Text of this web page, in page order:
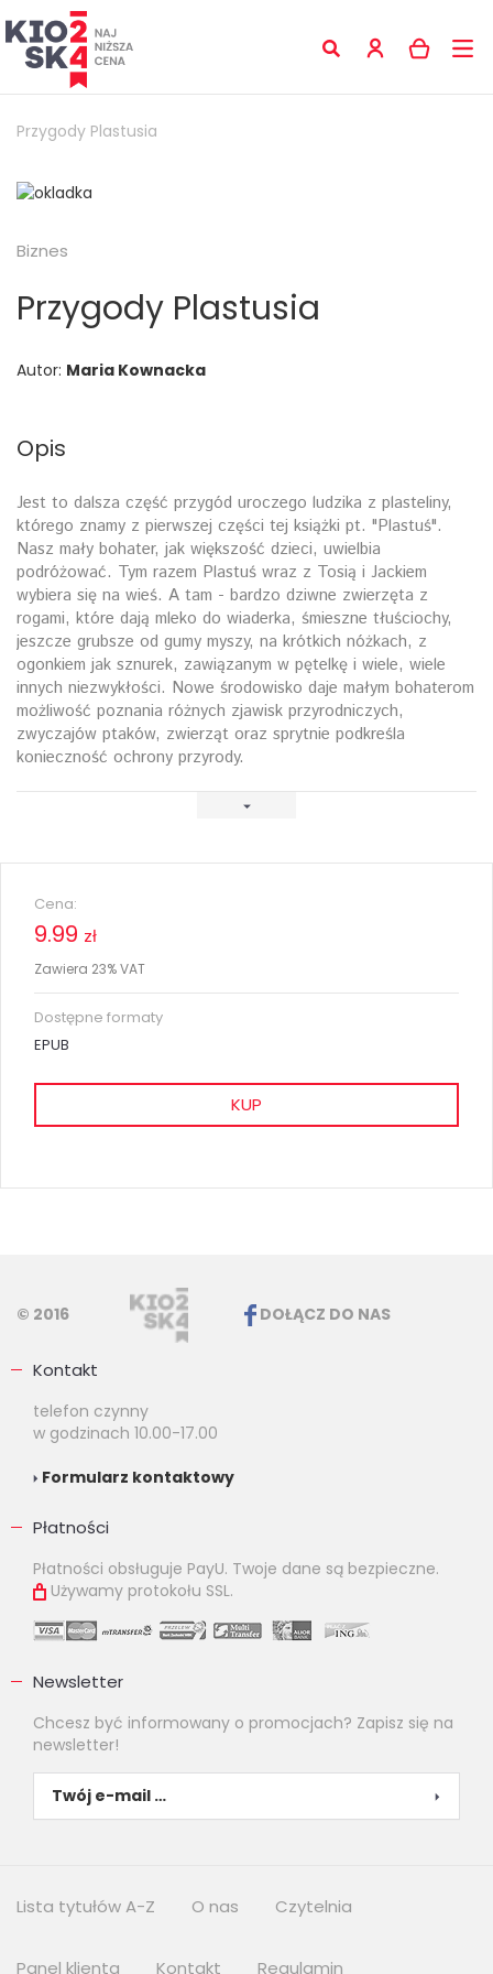
Przygody Plastusia
Biznes
Przygody Plastusia
Autor: Maria Kownacka
Opis
Jest to dalsza część przygód uroczego ludzika z plasteliny,
którego znamy z pierwszej części tej książki pt. "Plastuś".
Nasz mały bohater, jak większość dzieci, uwielbia
podróżować. Tym razem Plastuś wraz z Tosią i Jackiem
wybiera się na wieś. A tam - bardzo dziwne zwierzęta z
rogami, które dają mleko do wiaderka, śmieszne tłuściochy,
jeszcze grubsze od gumy myszy, na krótkich nóżkach, z
ogonkiem jak sznurek, zawiązanym w pętelkę i wiele, wiele
innych niezwykłości. Nowe środowisko daje małym bohaterom
możliwość poznania różnych zjawisk przyrodniczych,
zwyczajów ptaków, zwierząt oraz sprytnie podkreśla
konieczność ochrony przyrody.
Cena:
9.99 zł
Zawiera 23% VAT
Dostępne formaty
EPUB
KUP
© 2016 DOŁĄCZ DO NAS
Kontakt
telefon czynny
w godzinach 10.00-17.00
Formularz kontaktowy
Płatności
Płatności obsługuje PayU. Twoje dane są bezpieczne.
Używamy protokołu SSL.
Newsletter
Chcesz być informowany o promocjach? Zapisz się na
newsletter!
Lista tytułów A-Z O nas Czytelnia
Panel klienta Kontakt Regulamin